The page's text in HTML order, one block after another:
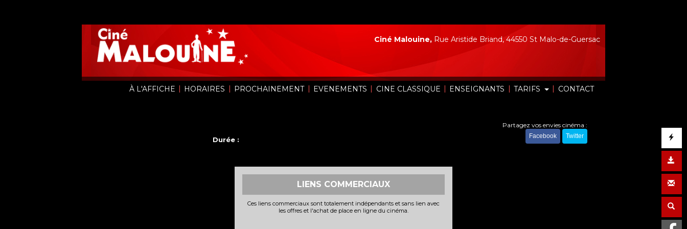
À L'AFFICHE | HORAIRES | PROCHAINEMENT | EVENEMENTS | CINE CLASSIQUE | ENSEIGNANTS | TARIFS | CONTACT
Ciné Malouine, Rue Aristide Briand, 44550 St Malo-de-Guersac
Durée :
Partagez vos envies cinéma :
Facebook Twitter
LIENS COMMERCIAUX
Ces liens commerciaux sont totalement indépendants et sans lien avec
les offres et l'achat de place en ligne du cinéma.